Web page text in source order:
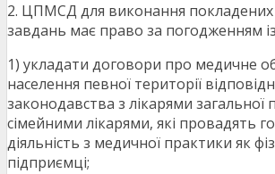
2. ЦПМСД для виконання покладених
завдань має право за погодженням
1) укладати договори про медичне
населення певної території
законодавства з лікарями
сімейними лікарями, які провадять
діяльність з медичної практики як
підприємці;